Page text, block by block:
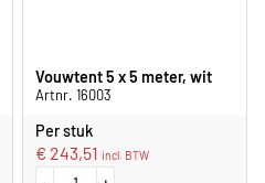
Vouwtent 5 x 5 meter, wit
Artnr. 16003
Per stuk
€ 243,51 incl. BTW